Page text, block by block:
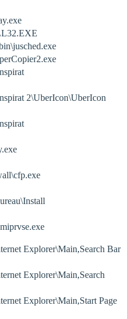
2\UberIcon\UberIcon
Explorer\Main,Search Bar
Explorer\Main,Search
Explorer\Main,Start Page